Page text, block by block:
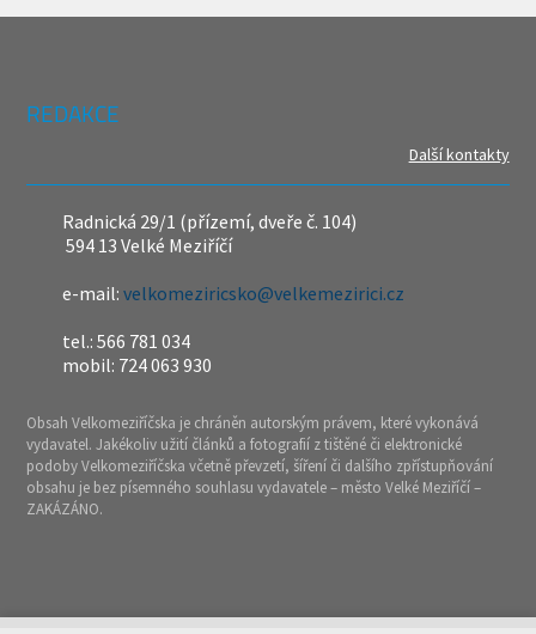
REDAKCE
Další kontakty
Radnická 29/1 (přízemí, dveře č. 104)
594 13 Velké Meziříčí
e-mail:velkomeziricsko@velkemezirici.cz
tel.: 566 781 034
mobil: 724 063 930
Obsah Velkomeziříčska je chráněn autorským právem, které vykonává
vydavatel. Jakékoliv užití článků a fotografií z tištěné či elektronické
podoby Velkomeziříčska včetně převzetí, šíření či dalšího zpřístupňování
obsahu je bez písemného souhlasu vydavatele – město Velké Meziříčí –
ZAKÁZÁNO.